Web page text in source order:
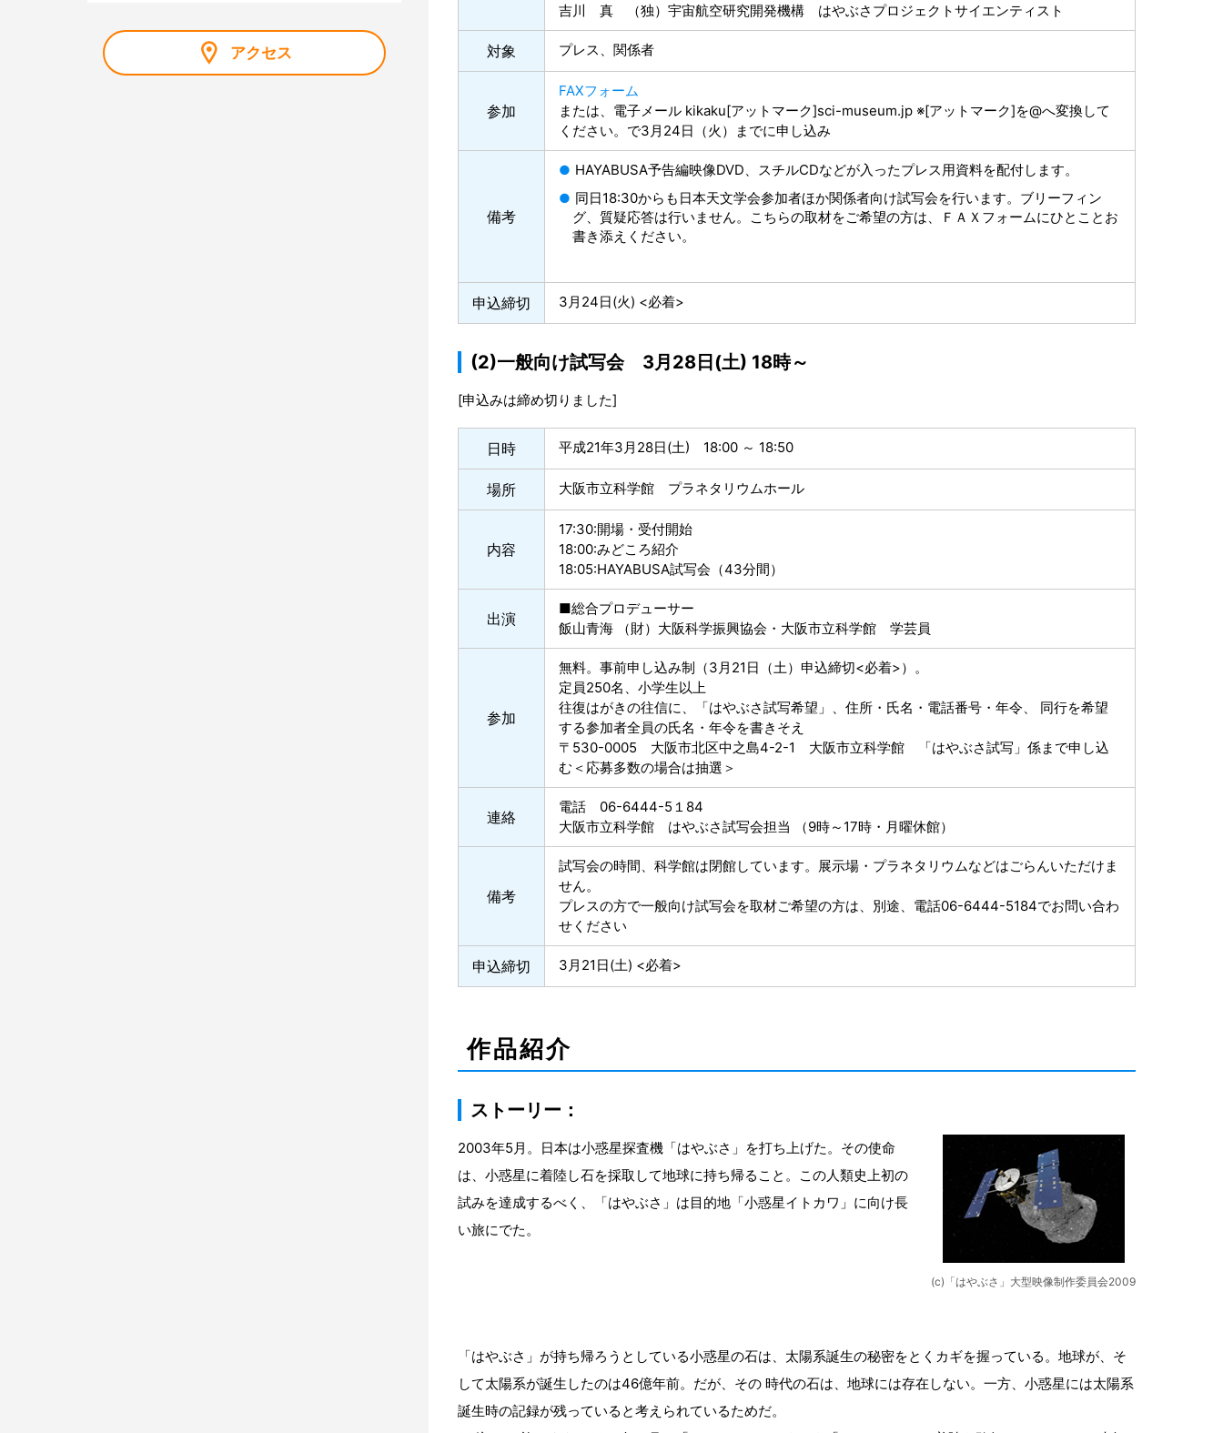
吉川 真 （独）宇宙航空研究開発機構 はやぶさプロジェクトサイエンティスト
対象 プレス、関係者
参加
FAXフォーム
または、電子メール kikaku[アットマーク]sci-museum.jp ※[アットマーク]を@へ変換して
ください。で3月24日（火）までに申し込み
備考
HAYABUSA予告編映像DVD、スチルCDなどが入ったプレス用資料を配付します。
同日18:30からも日本天文学会参加者ほか関係者向け試写会を行います。ブリーフィン
グ、質疑応答は行いません。こちらの取材をご希望の方は、ＦＡＸフォームにひとことお
書き添えください。
申込締切 3月24日(火) <必着>
(2)一般向け試写会 3月28日(土) 18時～
[申込みは締め切りました]
日時 平成21年3月28日(土) 18:00 ～ 18:50
場所 大阪市立科学館 プラネタリウムホール
内容
17:30:開場・受付開始
18:00:みどころ紹介
18:05:HAYABUSA試写会（43分間）
出演
■総合プロデューサー
飯山青海 （財）大阪科学振興協会・大阪市立科学館 学芸員
参加
無料。事前申し込み制（3月21日（土）申込締切<必着>）。
定員250名、小学生以上
往復はがきの往信に、「はやぶさ試写希望」、住所・氏名・電話番号・年令、 同行を希望
する参加者全員の氏名・年令を書きそえ
〒530-0005 大阪市北区中之島4-2-1 大阪市立科学館 「はやぶさ試写」係まで申し込
む＜応募多数の場合は抽選＞
連絡
電話 06-6444-5１84
大阪市立科学館 はやぶさ試写会担当 （9時～17時・月曜休館）
備考
試写会の時間、科学館は閉館しています。展示場・プラネタリウムなどはごらんいただけま
せん。
プレスの方で一般向け試写会を取材ご希望の方は、別途、電話06-6444-5184でお問い合わ
せください
申込締切 3月21日(土) <必着>
作品紹介
ストーリー：
(c)「はやぶさ」大型映像制作委員会2009
2003年5月。日本は小惑星探査機「はやぶさ」を打ち上げた。その使命
は、小惑星に着陸し石を採取して地球に持ち帰ること。この人類史上初の
試みを達成するべく、「はやぶさ」は目的地「小惑星イトカワ」に向け長
い旅にでた。
「はやぶさ」が持ち帰ろうとしている小惑星の石は、太陽系誕生の秘密をとくカギを握っている。地球が、そ
して太陽系が誕生したのは46億年前。だが、その 時代の石は、地球には存在しない。一方、小惑星には太陽系
誕生時の記録が残っていると考えられているためだ。
アクセス